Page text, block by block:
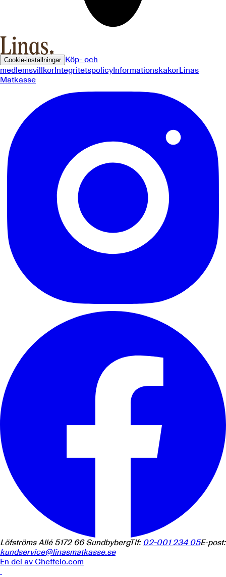
Cookie-inställningar Köp- och
medlemsvillkorIntegritetspolicyInformationskakorLinas
Matkasse
Löfströms Allé 5172 66 SundbybergTlf: 02-001 234 05E-post:
kundservice@linasmatkasse.se
En del av Cheffelo.com